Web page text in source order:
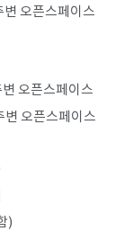
오픈스페이스
오픈스페이스
변 오픈스페이스
)